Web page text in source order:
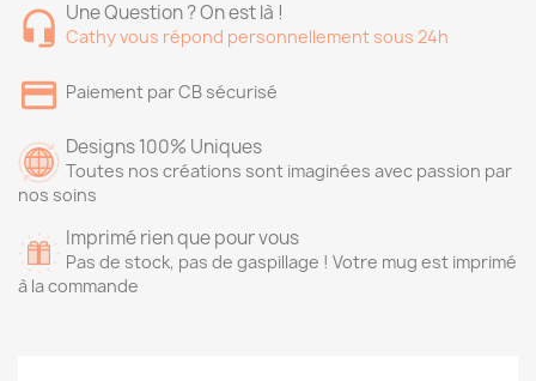
Une Question ? On est là !
Cathy vous répond personnellement sous 24h
Paiement par CB sécurisé
Designs 100% Uniques
Toutes nos créations sont imaginées avec passion par
nos soins
Imprimé rien que pour vous
Pas de stock, pas de gaspillage ! Votre mug est imprimé
à la commande